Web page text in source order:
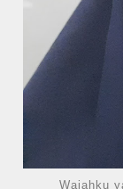
Wajahku